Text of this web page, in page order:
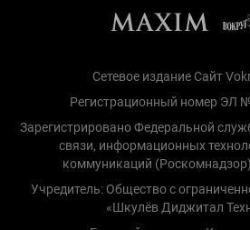
Сетевое издание Сайт
Регистрационный номер ЭЛ
Зарегистрировано Федеральной
связи, информационных
коммуникаций
Учредитель: Общество с
«Шкулёв Диджитал